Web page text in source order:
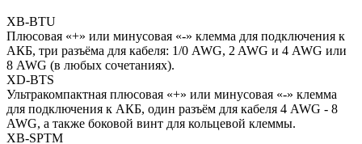
XB-BTU
Плюсовая «+» или минусовая «-» клемма для подключения к
АКБ, три разъёма для кабеля: 1/0 AWG, 2 AWG и 4 AWG или
8 AWG (в любых сочетаниях).
XD-BTS
Ультракомпактная плюсовая «+» или минусовая «-» клемма
для подключения к АКБ, один разъём для кабеля 4 AWG - 8
AWG, а также боковой винт для кольцевой клеммы.
XB-SPTM